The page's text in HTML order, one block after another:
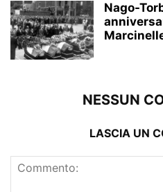
Nago-
NESSUN
LASCIA UN